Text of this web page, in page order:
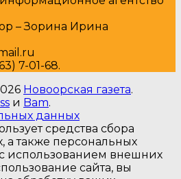
– Зорина Ирина
7-01-68.
Новоорская газета.
и Bam.
данных
средства сбора
а также персональных
использованием внешних
сайта, вы